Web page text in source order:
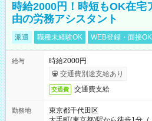
時給2000円！時短もOK在宅
由の労務アシスタント
派遣 職種未経験OK WEB登録・面接OK
給与
時給2000円
交通費別途支給あり
交通費 交通費支給
勤務地
東京都千代田区